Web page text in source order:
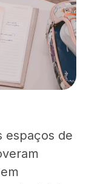
espaços de